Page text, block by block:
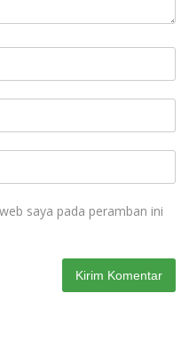
saya pada peramban ini